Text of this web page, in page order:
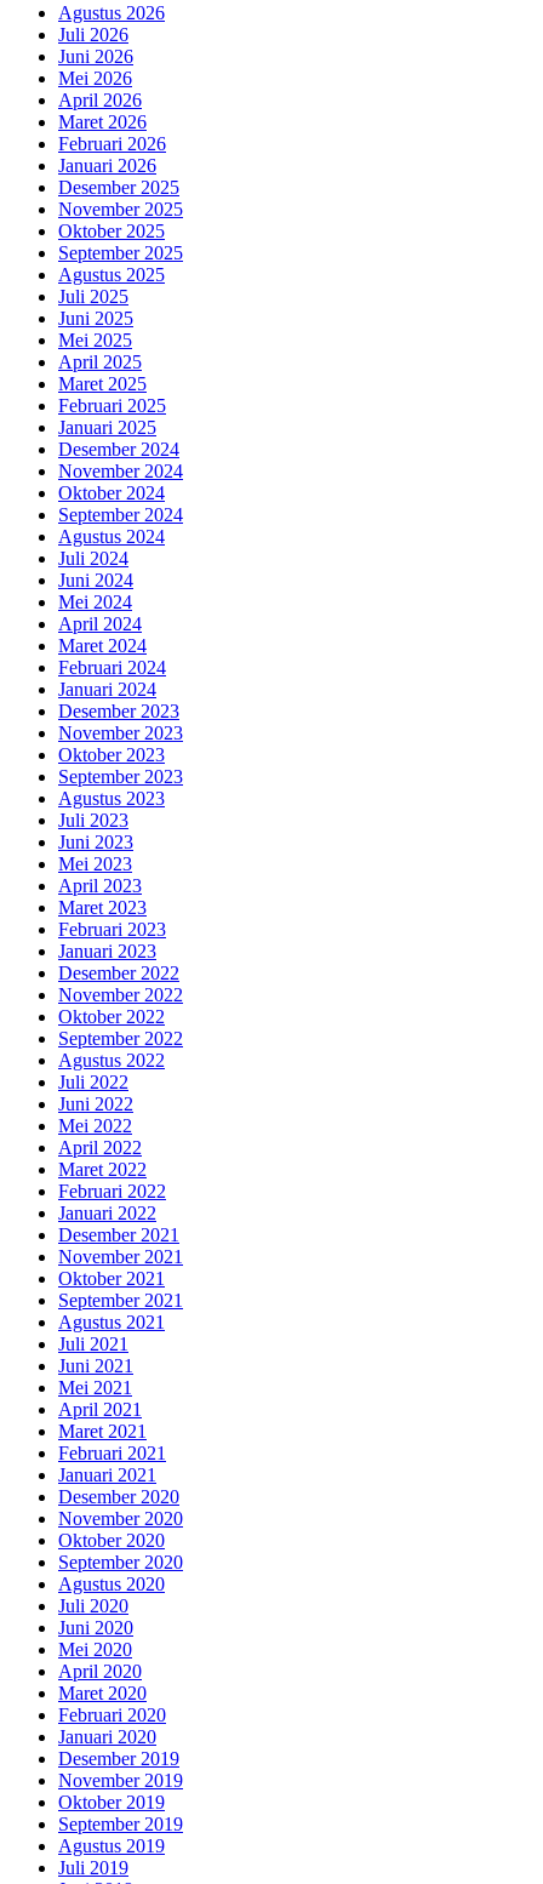
Agustus 2026
Juli 2026
Juni 2026
Mei 2026
April 2026
Maret 2026
Februari 2026
Januari 2026
Desember 2025
November 2025
Oktober 2025
September 2025
Agustus 2025
Juli 2025
Juni 2025
Mei 2025
April 2025
Maret 2025
Februari 2025
Januari 2025
Desember 2024
November 2024
Oktober 2024
September 2024
Agustus 2024
Juli 2024
Juni 2024
Mei 2024
April 2024
Maret 2024
Februari 2024
Januari 2024
Desember 2023
November 2023
Oktober 2023
September 2023
Agustus 2023
Juli 2023
Juni 2023
Mei 2023
April 2023
Maret 2023
Februari 2023
Januari 2023
Desember 2022
November 2022
Oktober 2022
September 2022
Agustus 2022
Juli 2022
Juni 2022
Mei 2022
April 2022
Maret 2022
Februari 2022
Januari 2022
Desember 2021
November 2021
Oktober 2021
September 2021
Agustus 2021
Juli 2021
Juni 2021
Mei 2021
April 2021
Maret 2021
Februari 2021
Januari 2021
Desember 2020
November 2020
Oktober 2020
September 2020
Agustus 2020
Juli 2020
Juni 2020
Mei 2020
April 2020
Maret 2020
Februari 2020
Januari 2020
Desember 2019
November 2019
Oktober 2019
September 2019
Agustus 2019
Juli 2019